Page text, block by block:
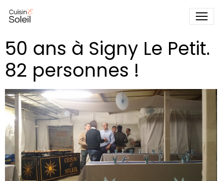
50 ans à Signy Le Petit.
82 personnes !